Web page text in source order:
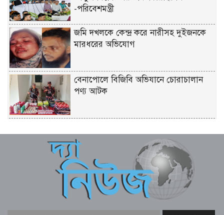
-পরিবেশমন্ত্রী
জমি দখলকে কেন্দ্র করে নারীসহ দুইজনকে
মারধরের অভিযোগ
বেনাপোলে বিজিবি অভিযানে চোরাচালান
পণ্য আটক
আন্তর্জাতিক মানের টুর্নামেন্ট হবে -ক্রীড়া
জনবান্ধব স্বাস্থ্যসেবা নিশ্চিতে মান্দায় এমপি
ফ্যান ও নেবুলাইজার বিতরণ